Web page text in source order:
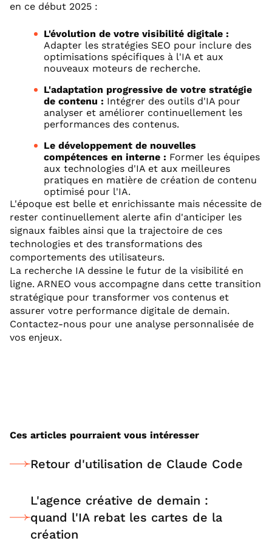
en ce début 2025 :
L'évolution de votre visibilité digitale :
Adapter les stratégies SEO pour inclure des
optimisations spécifiques à l'IA et aux
nouveaux moteurs de recherche.
L'adaptation progressive de votre stratégie
de contenu : Intégrer des outils d'IA pour
analyser et améliorer continuellement les
performances des contenus.
Le développement de nouvelles
compétences en interne : Former les équipes
aux technologies d'IA et aux meilleures
pratiques en matière de création de contenu
optimisé pour l'IA.
L'époque est belle et enrichissante mais nécessite de
rester continuellement alerte afin d'anticiper les
signaux faibles ainsi que la trajectoire de ces
technologies et des transformations des
comportements des utilisateurs.
La recherche IA dessine le futur de la visibilité en
ligne. ARNEO vous accompagne dans cette transition
stratégique pour transformer vos contenus et
assurer votre performance digitale de demain.
Contactez-nous pour une analyse personnalisée de
vos enjeux.
Ces articles pourraient vous intéresser
Retour d'utilisation de Claude Code
L'agence créative de demain :
quand l'IA rebat les cartes de la
création